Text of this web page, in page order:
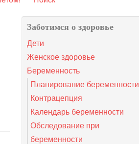
Заботимся о здоровье
Дети
Женское здоровье
Беременность
Планирование беременности
Контрацепция
Календарь беременности
Обследование при
беременности